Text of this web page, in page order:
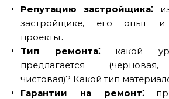
Репутацию застройщика⁚
застройщике, его опыт и
проекты․
Тип ремонта⁚какой
предлагается (черновая,
чистовая)? Какой тип
Гарантии на ремонт⁚